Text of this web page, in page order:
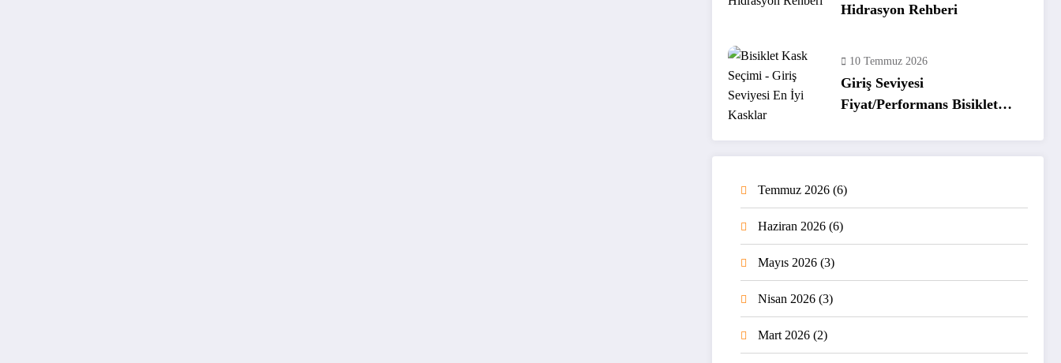
Hidrasyon Rehberi
10 Temmuz 2026
Giriş Seviyesi
Fiyat/Performans Bisiklet
Temmuz 2026 (6)
Haziran 2026 (6)
Mayıs 2026 (3)
Nisan 2026 (3)
Mart 2026 (2)